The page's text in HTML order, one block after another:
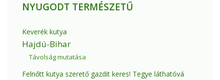
NYUGODT TERMÉSZETŰ
Keverék kutya
Hajdú-Bihar
Távolság mutatása
Felnőtt kutya szerető gazdit keres! Tegye láthatóvá